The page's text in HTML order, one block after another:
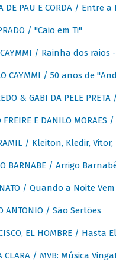
DE PAU E CORDA / Entre
/ "Caio em Ti"
CAYMMI / Rainha dos raios
CAYMMI / 50 anos de
& GABI DA PELE
FREIRE E DANILO
/ Kleiton, Kledir,
BARNABE / Arrigo
/ Quando a Noite Vem
ANTONIO / São Sertões
EL HOMBRE / Hasta
CLARA / MVB: Música